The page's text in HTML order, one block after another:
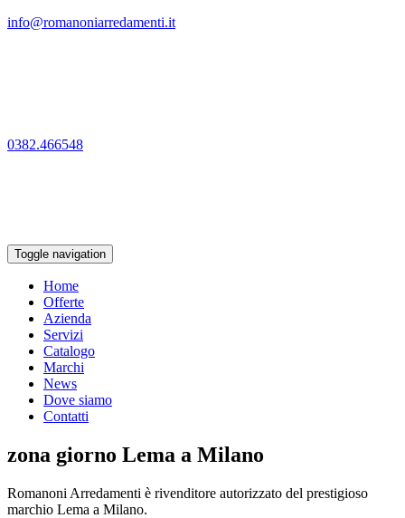
info@romanoniarredamenti.it
0382.466548
Toggle navigation
Home
Offerte
Azienda
Servizi
Catalogo
Marchi
News
Dove siamo
Contatti
zona giorno Lema a Milano
Romanoni Arredamenti è rivenditore autorizzato del prestigioso
marchio Lema a Milano.